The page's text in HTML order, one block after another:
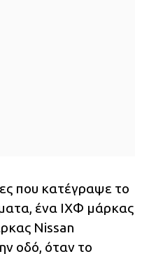
που κατέγραψε το
ένα ΙΧΦ μάρκας
Nissan
οδό, όταν το